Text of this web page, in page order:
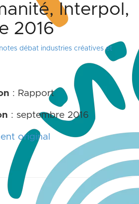
Interpol,
2016
débat industries créatives et
: Rapport
: septembre 2016
original